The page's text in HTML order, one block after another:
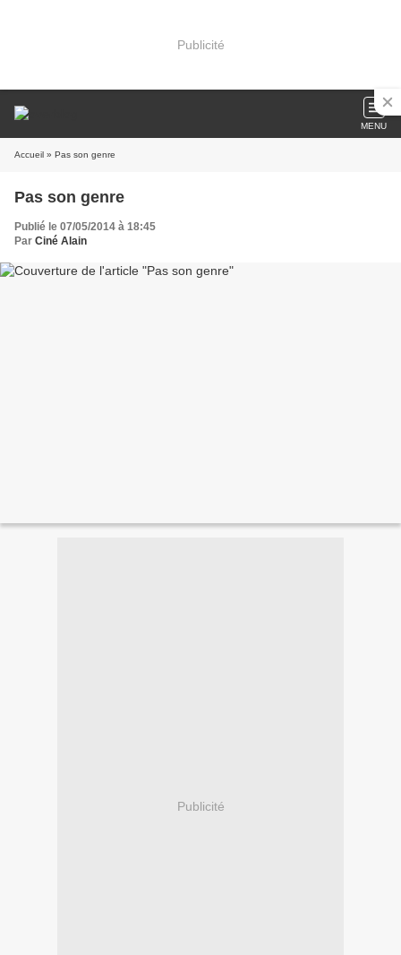
Publicité
MENU
Accueil » Pas son genre
Pas son genre
Publié le 07/05/2014 à 18:45
Par Ciné Alain
Publicité